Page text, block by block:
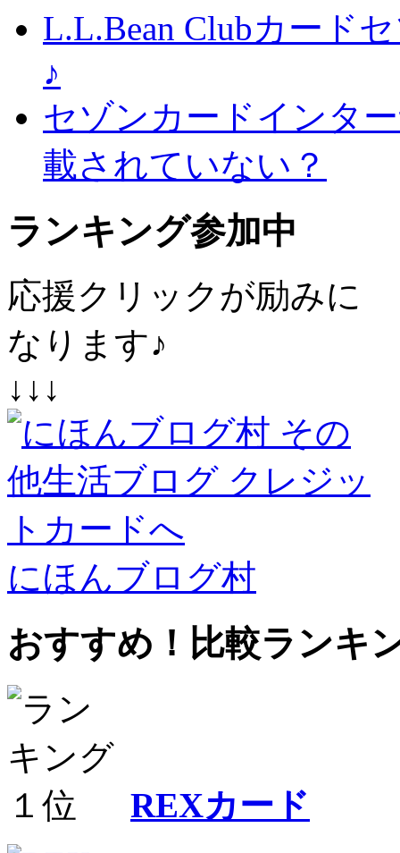
L.L.Bean Clubカード
♪
セゾンカードインタ
載されていない？
ランキング参加中
応援クリックが励みに
なります♪
↓↓↓
にほんブログ村
おすすめ！比較ランキ
REXカード